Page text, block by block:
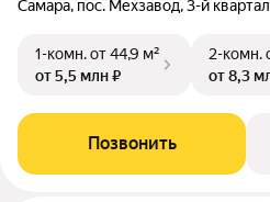
Самара, пос. Мехзавод, 3-й
1-комн.от 44,9 м²
от 5,5 млн ₽
2-комн.
от 8,3
Позвонить